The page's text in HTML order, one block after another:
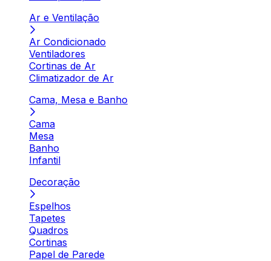
Ar e Ventilação
Ar Condicionado
Ventiladores
Cortinas de Ar
Climatizador de Ar
Cama, Mesa e Banho
Cama
Mesa
Banho
Infantil
Decoração
Espelhos
Tapetes
Quadros
Cortinas
Papel de Parede